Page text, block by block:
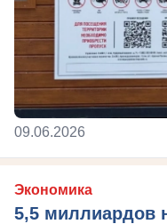
09.06.2026
Экономика
5,5 миллиардов